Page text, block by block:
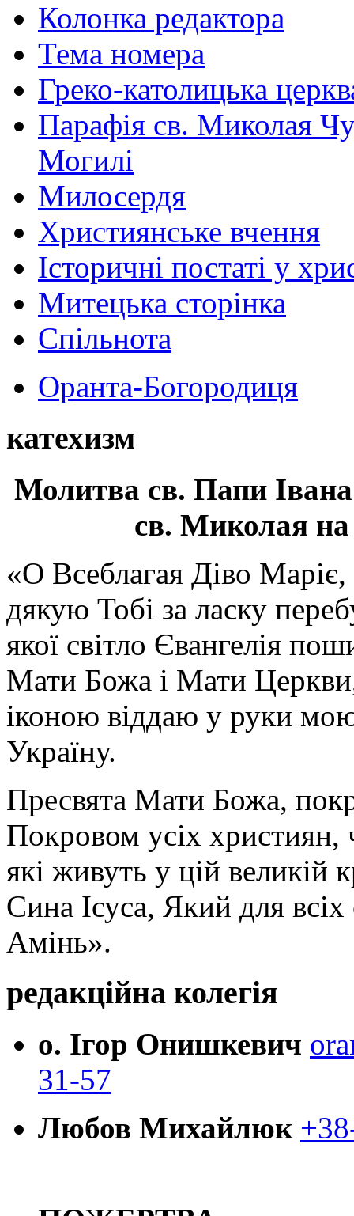
Колонка редактора
Тема номера
Греко-католицька
Парафія св. Миколая
Могилі
Милосердя
Християнське вчення
Історичні постаті у
Митецька сторінка
Спільнота
Оранта-Богородиця
катехизм
Молитва св. Папи
св. Миколая на
«О Всеблагая Діво
дякую Тобі за ласку
якої світло Євангелія
Мати Божа і Мати
іконою віддаю у руки
Україну.
Пресвята Мати Божа,
Покровом усіх християн,
які живуть у цій великій
Сина Ісуса, Який для
Амінь».
редакційна колегія
о. Ігор Онишкевич
31-57
Любов Михайлюк